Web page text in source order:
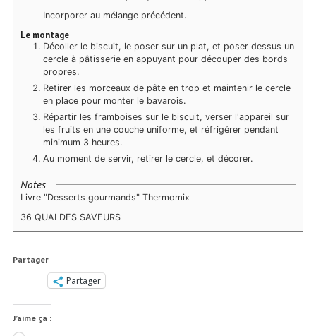
Incorporer au mélange précédent.
Le montage
Décoller le biscuit, le poser sur un plat, et poser dessus un
cercle à pâtisserie en appuyant pour découper des bords
propres.
Retirer les morceaux de pâte en trop et maintenir le cercle
en place pour monter le bavarois.
Répartir les framboises sur le biscuit, verser l'appareil sur
les fruits en une couche uniforme, et réfrigérer pendant
minimum 3 heures.
Au moment de servir, retirer le cercle, et décorer.
Notes
Livre "Desserts gourmands" Thermomix
36 QUAI DES SAVEURS
Partager
Partager
J’aime ça :